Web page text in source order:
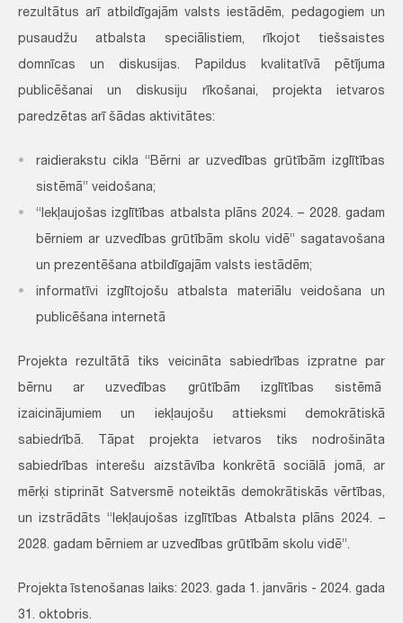
rezultātus arī atbildīgajām valsts iestādēm, pedagogiem un
pusaudžu atbalsta speciālistiem, rīkojot tiešsaistes
domnīcas un diskusijas. Papildus kvalitatīvā pētījuma
publicēšanai un diskusiju rīkošanai, projekta ietvaros
paredzētas arī šādas aktivitātes:
raidierakstu cikla “Bērni ar uzvedības grūtībām izglītības
sistēmā” veidošana;
“Iekļaujošas izglītības atbalsta plāns 2024. – 2028. gadam
bērniem ar uzvedības grūtībām skolu vidē” sagatavošana
un prezentēšana atbildīgajām valsts iestādēm;
informatīvi izglītojošu atbalsta materiālu veidošana un
publicēšana internetā
Projekta rezultātā tiks veicināta sabiedrības izpratne par
bērnu ar uzvedības grūtībām izglītības sistēmā
izaicinājumiem un iekļaujošu attieksmi demokrātiskā
sabiedrībā. Tāpat projekta ietvaros tiks nodrošināta
sabiedrības interešu aizstāvība konkrētā sociālā jomā, ar
mērķi stiprināt Satversmē noteiktās demokrātiskās vērtības,
un izstrādāts “Iekļaujošas izglītības Atbalsta plāns 2024. –
2028. gadam bērniem ar uzvedības grūtībām skolu vidē”.
Projekta īstenošanas laiks: 2023. gada 1. janvāris - 2024. gada
31. oktobris.